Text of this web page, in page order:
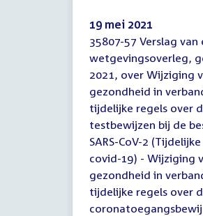
Verslag
van
een
wetgevingsoverleg
19 mei 2021
35807-57 Verslag van
wetgevingsoverleg,
2021, over Wijziging
gezondheid in
tijdelijke regels over
testbewijzen bij de
SARS-CoV-2
covid-19) - Wijziging
gezondheid in
tijdelijke regels over